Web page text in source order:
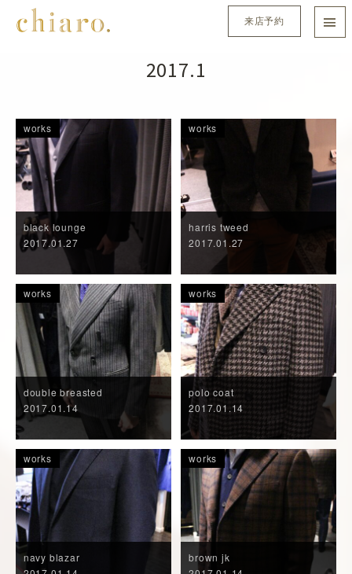
来店予約
2017.1
black lounge
2017.01.27
works
harris tweed
2017.01.27
works
double breasted
2017.01.14
works
polo coat
2017.01.14
works
navy blazar
works
brown jk
works